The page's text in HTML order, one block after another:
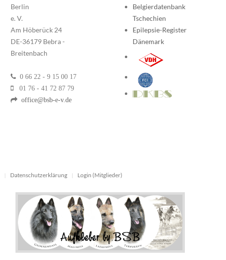
Berlin
e. V.
Am Höberück 24
DE-36179 Bebra -
Breitenbach
0 66 22 - 9 15 00 17
01 76 - 41 72 87 79
office@bsb-e-v.de
Belgierdatenbank
Tschechien
Epilepsie-Register
Dänemark
Datenschutzerklärung Login (Mitglieder)